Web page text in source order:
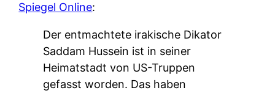
Spiegel Online:
Der entmachtete irakische Dikator
Saddam Hussein ist in seiner
Heimatstadt von US-Truppen
gefasst worden. Das haben